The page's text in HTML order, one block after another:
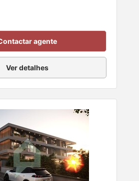
agente
Ver detalhes